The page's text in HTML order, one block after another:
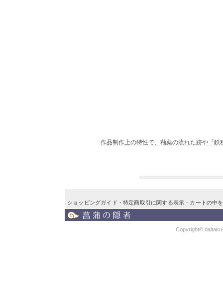
作品制作上の特性で、釉薬の流れた跡や『
ショッピングガイド ・特定商取引に関する表示 ・ カートの中
Copyright©